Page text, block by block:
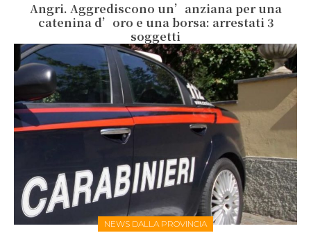
Angri. Aggrediscono un’anziana per una
catenina d’oro e una borsa: arrestati 3
soggetti
NEWS DALLA PROVINCIA